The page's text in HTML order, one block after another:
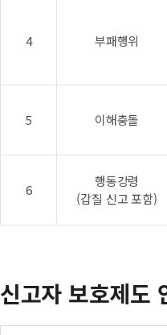
4 부패행위
5 이해충돌
6
행동강령
(갑질 신고 포함)
신고자 보호제도